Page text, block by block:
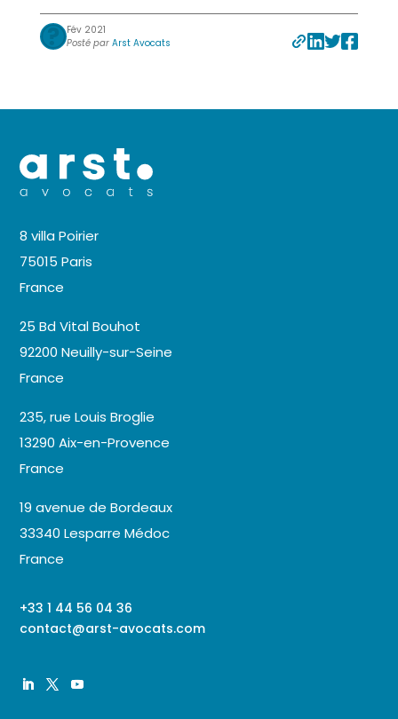
Fév 2021
Posté par Arst Avocats
8 villa Poirier
75015 Paris
France
25 Bd Vital Bouhot
92200 Neuilly-sur-Seine
France
235, rue Louis Broglie
13290 Aix-en-Provence
France
19 avenue de Bordeaux
33340 Lesparre Médoc
France
+33 1 44 56 04 36
contact@arst-avocats.com